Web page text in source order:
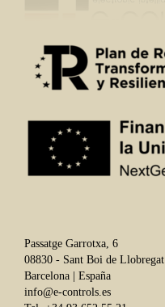
Passatge Garrotxa, 6
08830 - Sant Boi de Llobregat
Barcelona | España
info@e-controls.es